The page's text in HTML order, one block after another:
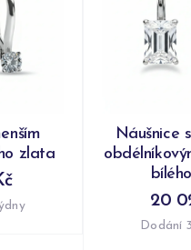
zlata
Náušnice
20
Dodání